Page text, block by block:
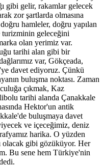
gibi gelir, rakamlar gelecek
zor şartlarda olmasına
hamleler, doğru yapılan
turizminin geleceğini
olan yerimiz var.
tarihi alan gibi bir
var, Gökçeada,
davet ediyoruz. Çünkü
buluşma noktası. Zaman
çıkmak, Kaz
tarihi alanda Çanakkale
Hektor'un antik
buluşmaya davet
ve içeceğimiz, deniz
harika. O yüzden
olacak gibi gözüküyor. Her
Bu sene hem Türkiye'nin